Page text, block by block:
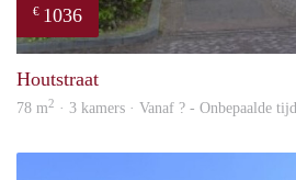
€ 1036
Houtstraat
78 m2 · 3 kamers · Vanaf ? - Onbepaalde tijd